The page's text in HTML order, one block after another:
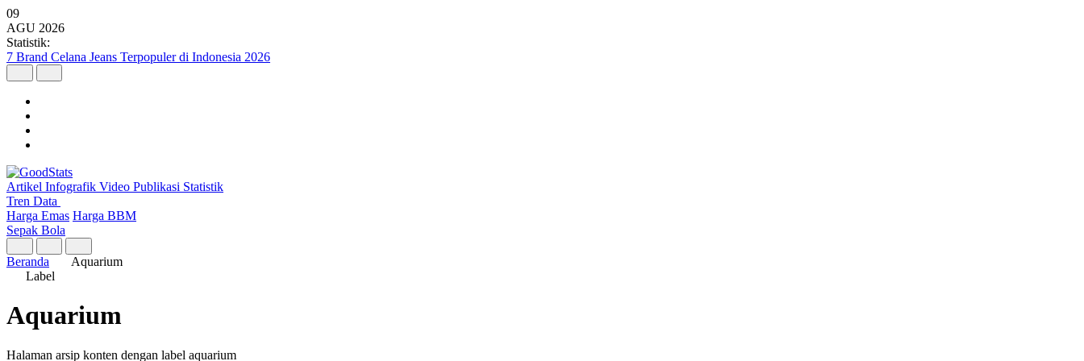
09
AGU 2026
Statistik:
7 Brand Celana Jeans Terpopuler di Indonesia 2026
Artikel Infografik Video Publikasi Statistik
Tren Data
Harga Emas Harga BBM
Sepak Bola
Beranda
Aquarium
Label
Aquarium
Halaman arsip konten dengan label aquarium